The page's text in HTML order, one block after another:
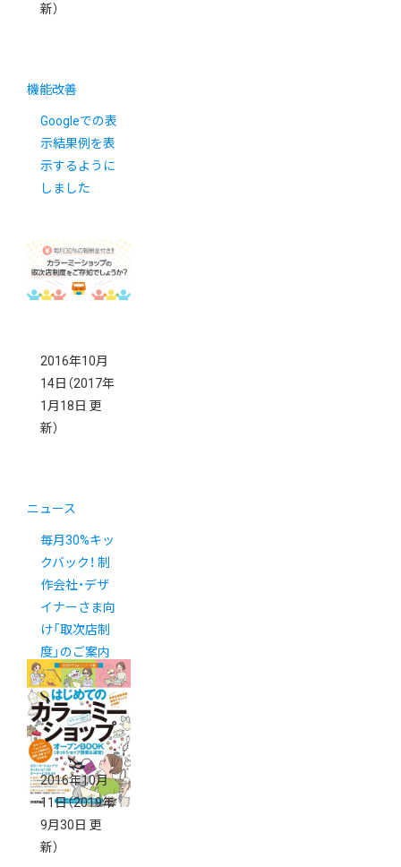
新）
機能改善
Googleでの表
示結果例を表
示するように
しました
2016年10月
14日 （2017年
1月18日 更
新）
ニュース
毎月30%キッ
クバック！ 制
作会社・デザ
イナーさま向
け「取次店制
度」のご案内
2016年10月
11日（2019年
9月30日 更
新）